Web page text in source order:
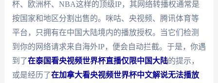
杯、欧洲杯、NBA这样的顶级IP，其网络转播权通常是
按国家和地区分割出售的。咪咕、央视频、腾讯体育等
平台，只拥有在中国大陆境内的播放授权。当它们检测
到你的网络请求来自海外IP，便会自动拦截。于是，你遇
到了在泰国看央视频世界杯直播仅限中国大陆的提示，
或是经历了在加拿大看央视频世界杯中文解说无法播放